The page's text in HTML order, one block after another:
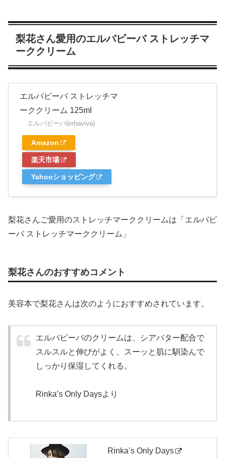
梨花さん愛用のエルバビーバ ストレッチマ
ーククリーム
エルバビーバ ストレッチマ
ーククリーム 125ml
エルバビーバ(erbaviva)
Amazon
楽天市場
Yahooショッピング
梨花さんご愛用のストレッチマーククリームは 「エルバビ
ーバ ストレッチマーククリーム」
梨花さんのおすすめコメント
美容本で梨花さんは次のようにおすすめされています。
エルバビーバのクリームは、シアバター配合で
スルスルと伸びがよく、スーッと肌に馴染んで
しっかり保湿してくれる。
Rinka’s Only Daysより
Rinka’s Only Days